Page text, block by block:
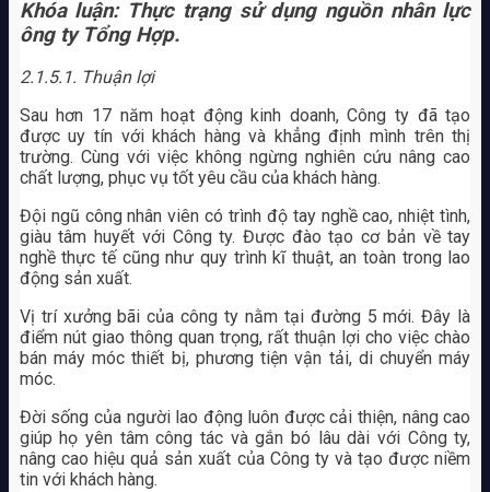
Khóa luận: Thực trạng sử dụng nguồn nhân lực
ông ty Tổng Hợp.
2.1.5.1. Thuận lợi
Sau hơn 17 năm hoạt động kinh doanh, Công ty đã tạo
được uy tín với khách hàng và khẳng định mình trên thị
trường. Cùng với việc không ngừng nghiên cứu nâng cao
chất lượng, phục vụ tốt yêu cầu của khách hàng.
Đội ngũ công nhân viên có trình độ tay nghề cao, nhiệt tình,
giàu tâm huyết với Công ty. Được đào tạo cơ bản về tay
nghề thực tế cũng như quy trình kĩ thuật, an toàn trong lao
động sản xuất.
Vị trí xưởng bãi của công ty nằm tại đường 5 mới. Đây là
điểm nút giao thông quan trọng, rất thuận lợi cho việc chào
bán máy móc thiết bị, phương tiện vận tải, di chuyển máy
móc.
Đời sống của người lao động luôn được cải thiện, nâng cao
giúp họ yên tâm công tác và gắn bó lâu dài với Công ty,
nâng cao hiệu quả sản xuất của Công ty và tạo được niềm
tin với khách hàng.